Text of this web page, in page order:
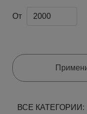
От
ВСЕ КАТЕГОРИИ: